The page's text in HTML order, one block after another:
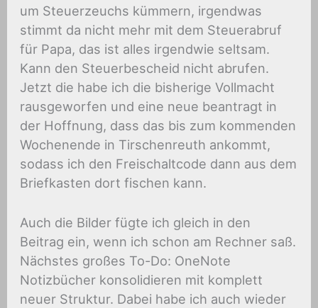
um Steuerzeuchs kümmern, irgendwas
stimmt da nicht mehr mit dem Steuerabruf
für Papa, das ist alles irgendwie seltsam.
Kann den Steuerbescheid nicht abrufen.
Jetzt die habe ich die bisherige Vollmacht
rausgeworfen und eine neue beantragt in
der Hoffnung, dass das bis zum kommenden
Wochenende in Tirschenreuth ankommt,
sodass ich den Freischaltcode dann aus dem
Briefkasten dort fischen kann.
Auch die Bilder fügte ich gleich in den
Beitrag ein, wenn ich schon am Rechner saß.
Nächstes großes To-Do: OneNote
Notizbücher konsolidieren mit komplett
neuer Struktur. Dabei habe ich auch wieder